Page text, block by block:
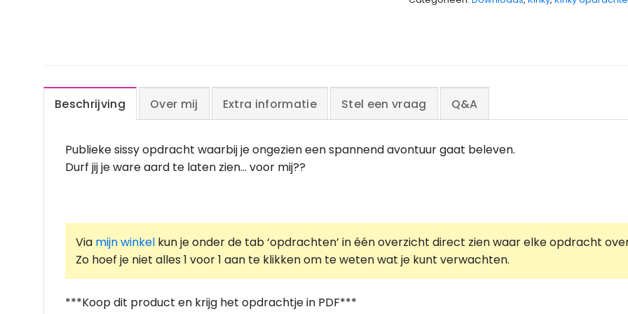
Beschrijving Over mij Extra informatie Stel een vraag Q&A
Publieke sissy opdracht waarbij je ongezien een spannend avontuur gaat beleven.
Durf jij je ware aard te laten zien… voor mij??
Via mijn winkel kun je onder de tab ‘opdrachten’ in één overzicht direct zien waar elke opdracht
Zo hoef je niet alles 1 voor 1 aan te klikken om te weten wat je kunt verwachten.
***Koop dit product en krijg het opdrachtje in PDF***